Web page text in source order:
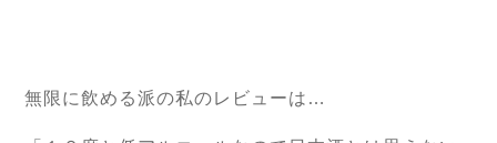
無限に飲める派の私のレビューは…